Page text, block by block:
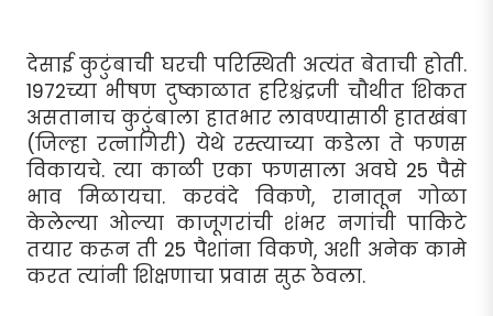
देसाई कुटुंबाची घरची परिस्थिती अत्यंत बेताची होती.
1972च्या भीषण दुष्काळात हरिश्चंद्रजी चौथीत शिकत
असतानाच कुटुंबाला हातभार लावण्यासाठी हातखंबा
(जिल्हा रत्नागिरी) येथे रस्त्याच्या कडेला ते फणस
विकायचे. त्या काळी एका फणसाला अवघे 25 पैसे
भाव मिळायचा. करवंदे विकणे, रानातून गोळा
केलेल्या ओल्या काजूगरांची शंभर नगांची पाकिटे
तयार करून ती 25 पैशांना विकणे, अशी अनेक कामे
करत त्यांनी शिक्षणाचा प्रवास सुरू ठेवला.